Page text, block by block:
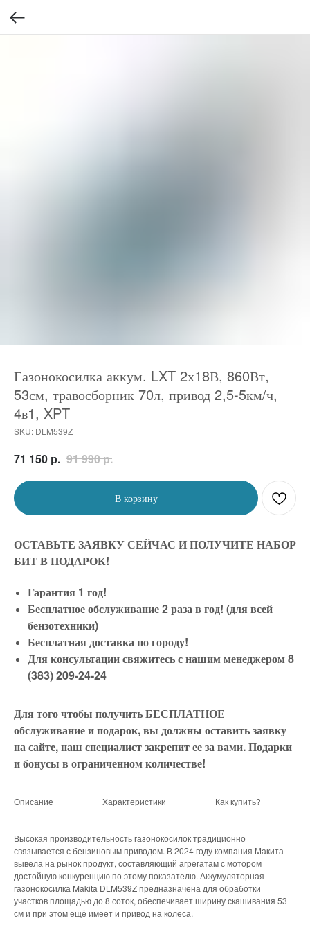
Газонокосилка аккум. LXT 2х18В, 860Вт,
53см, травосборник 70л, привод 2,5-5км/ч,
4в1, XPT
SKU: DLM539Z
71 150 р. 91 990р.
В корзину
ОСТАВЬТЕ ЗАЯВКУ СЕЙЧАС И ПОЛУЧИТЕ НАБОР
БИТ В ПОДАРОК!
Гарантия 1 год!
Бесплатное обслуживание 2 раза в год! (для всей
бензотехники)
Бесплатная доставка по городу!
Для консультации свяжитесь с нашим менеджером 8
(383) 209-24-24
Для того чтобы получить БЕСПЛАТНОЕ
обслуживание и подарок, вы должны оставить заявку
на сайте, наш специалист закрепит ее за вами. Подарки
и бонусы в ограниченном количестве!
Описание Характеристики Как купить?
Высокая производительность газонокосилок традиционно
связывается с бензиновым приводом. В 2024 году компания Макита
вывела на рынок продукт, составляющий агрегатам с мотором
достойную конкуренцию по этому показателю. Аккумуляторная
газонокосилка Makita DLM539Z предназначена для обработки
участков площадью до 8 соток, обеспечивает ширину скашивания 53
см и при этом ещё имеет и привод на колеса.